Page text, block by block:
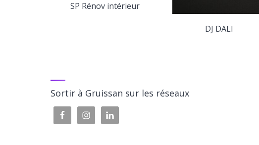
SP Rénov intérieur
DJ DALI
Sortir à Gruissan sur les réseaux